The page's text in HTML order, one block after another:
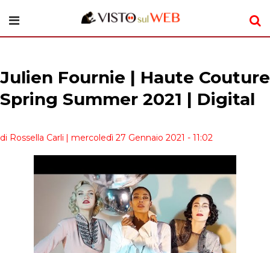
Julien Fournie | Haute Couture
Spring Summer 2021 | Digital
di Rossella Carli | mercoledì 27 Gennaio 2021 - 11:02